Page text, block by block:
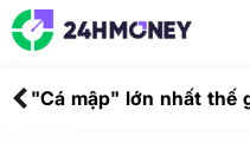
"Cá mập" lớn nhất thế